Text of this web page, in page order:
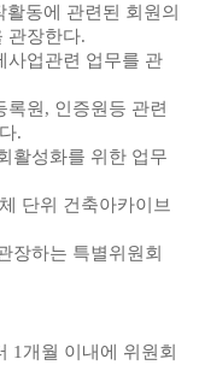
동에 관련된 회원의
관장한다.
사업관련 업무를 관
록원 , 인증원등 관련
.
활성화를 위한 업무
단위 건축아카이브
장하는 특별위원회
1 개월 이내에 위원회